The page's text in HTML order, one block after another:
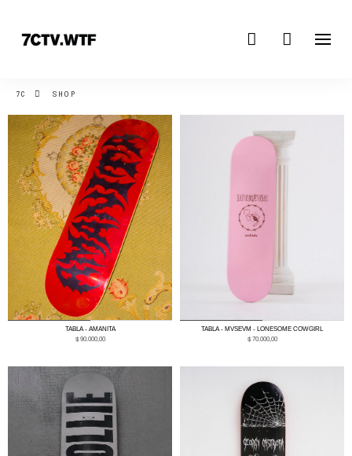
7C SHOP
0 1
TABLA - AMANITA
$90.000,00
0 1
TABLA - MVSEVM - LONESOME COWGIRL
$70.000,00